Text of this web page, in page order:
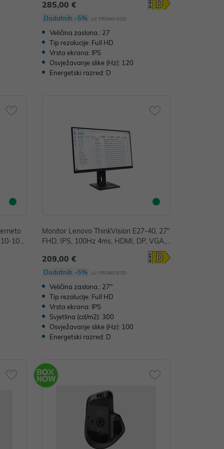
285,00 €
Dodatnih -5% uz PROMO KOD
Veličina zaslona.: 27
Tip rezolucije: Full HD
Vrsta ekrana: IPS
Osvježavanje slike (Hz): 120
Energetski razred: D
10ZI
Monitor Lenovo ThinkVision E27-40, 27"
FHD, IPS, 100Hz 4ms, HDMI, DP, VGA,
209,00 €
Dodatnih -5% uz PROMO KOD
Veličina zaslona.: 27"
Tip rezolucije: Full HD
Vrsta ekrana: IPS
Svjetlina (cd/m2): 300
Osvježavanje slike (Hz): 100
Energetski razred: D